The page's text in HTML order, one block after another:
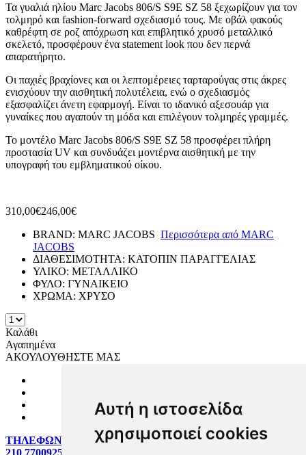
Αυτή η ιστοσελίδα
χρησιμοποιεί cookies
Τα γυαλιά ηλίου Marc Jacobs 806/S S9E SZ 58 ξεχωρίζουν για τον
τολμηρό και fashion-forward σχεδιασμό τους. Με οβάλ φακούς
καθρέφτη σε ροζ απόχρωση και επιβλητικό χρυσό μεταλλικό
σκελετό, προσφέρουν ένα statement look που δεν περνά
απαρατήρητο.
Οι παχιές βραχίονες και οι λεπτομέρειες ταρταρούγας στις άκρες
ενισχύουν την αισθητική πολυτέλεια, ενώ ο σχεδιασμός
εξασφαλίζει άνετη εφαρμογή. Είναι το ιδανικό αξεσουάρ για
γυναίκες που αγαπούν τη μόδα και επιλέγουν τολμηρές γραμμές.
Το μοντέλο Marc Jacobs 806/S S9E SZ 58 προσφέρει πλήρη
προστασία UV και συνδυάζει μοντέρνα αισθητική με την
υπογραφή του εμβληματικού οίκου.
310,00€246,00€
BRAND: MARC JACOBS Περισσότερα από MARC
JACOBS
ΔΙΑΘΕΣΙΜΟΤΗΤΑ: ΚΑΤΟΠΙΝ ΠΑΡΑΓΓΕΛΙΑΣ
ΥΛΙΚΟ: ΜΕΤΑΛΛΙΚΟ
ΦΥΛΟ: ΓΥΝΑΙΚΕΙΟ
ΧΡΩΜΑ: ΧΡΥΣΟ
Καλάθι
Αγαπημένα
ΑΚΟΥΛΟΥΘΗΣΤΕ ΜΑΣ
ΤΗΛΕΦΩΝΙΚΕΣ ΠΑΡΑΓΓΕΛΙΕΣ:
210 7700925